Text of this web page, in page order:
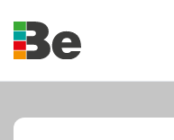
Skip to main content